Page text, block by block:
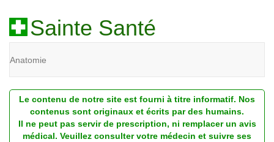
Sainte Santé
Anatomie
Diagnostic
Dossiers
Le contenu de notre site est fourni à titre informatif. Nos
contenus sont originaux et écrits par des humains.
Il ne peut pas servir de prescription, ni remplacer un avis
médical. Veuillez consulter votre médecin et suivre ses